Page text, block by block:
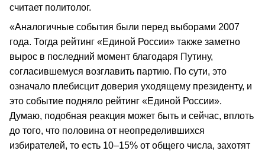
считает политолог.
«Аналогичные события были перед выборами 2007
года. Тогда рейтинг «Единой России» также заметно
вырос в последний момент благодаря Путину,
согласившемуся возглавить партию. По сути, это
означало плебисцит доверия уходящему президенту, и
это событие подняло рейтинг «Единой России».
Думаю, подобная реакция может быть и сейчас, вплоть
до того, что половина от неопределившихся
избирателей, то есть 10–15% от общего числа, захотят